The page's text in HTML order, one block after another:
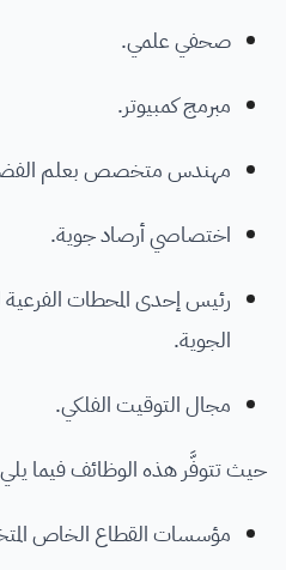
صحفي علمي.
مبرمج كمبيوتر.
مهندس متخصص بعلم
اختصاصي أرصاد جوية.
رئيس إحدى المحطات الفرعية
الجوية.
مجال التوقيت الفلكي.
حيث تتوفَّر هذه الوظائف فيما
مؤسسات القطاع الخاص